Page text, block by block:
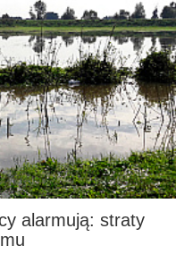
alarmują: straty